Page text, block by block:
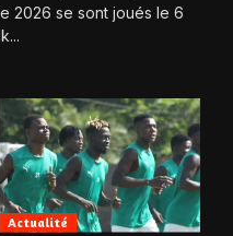
2026 se sont joués le 6
Actualité